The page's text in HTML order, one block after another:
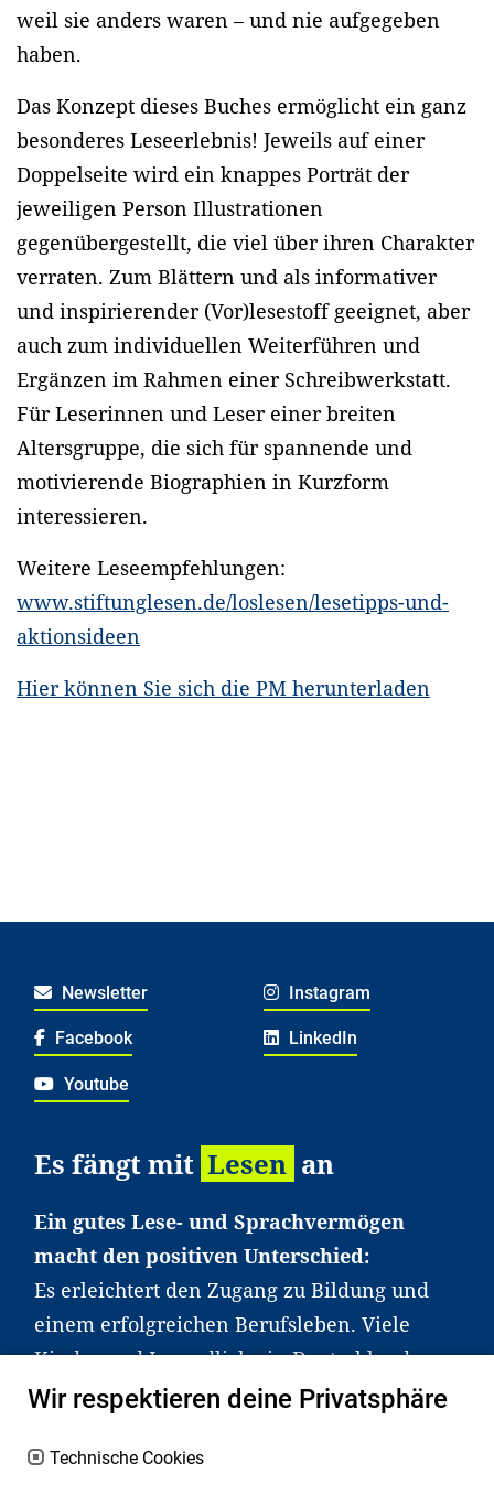
weil sie anders waren – und nie aufgegeben
haben.
Das Konzept dieses Buches ermöglicht ein ganz
besonderes Leseerlebnis! Jeweils auf einer
Doppelseite wird ein knappes Porträt der
jeweiligen Person Illustrationen
gegenübergestellt, die viel über ihren Charakter
verraten. Zum Blättern und als informativer
und inspirierender (Vor)lesestoff geeignet, aber
auch zum individuellen Weiterführen und
Ergänzen im Rahmen einer Schreibwerkstatt.
Für Leserinnen und Leser einer breiten
Altersgruppe, die sich für spannende und
motivierende Biographien in Kurzform
interessieren.
Weitere Leseempfehlungen:
www.stiftunglesen.de/loslesen/lesetipps-und-
aktionsideen
Hier können Sie sich die PM herunterladen
Newsletter Instagram
Facebook LinkedIn
Youtube
Es fängt mit Lesen an
Ein gutes Lese- und Sprachvermögen
macht den positiven Unterschied:
Es erleichtert den Zugang zu Bildung und
einem erfolgreichen Berufsleben. Viele
Kinder und Jugendliche in Deutschland
haben aber große Schwierigkeiten dabei.
an Familien sowie an Erzieher*innen,
Wir respektieren deine Privatsphäre
Technische Cookies